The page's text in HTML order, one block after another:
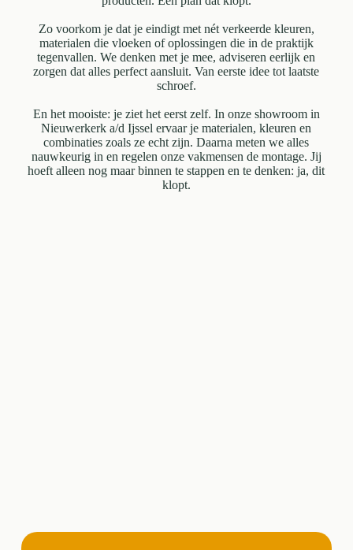
Zo voorkom je dat je eindigt met nét verkeerde kleuren,
materialen die vloeken of oplossingen die in de praktijk
tegenvallen. We denken met je mee, adviseren eerlijk en
zorgen dat alles perfect aansluit. Van eerste idee tot laatste
schroef.
En het mooiste: je ziet het eerst zelf. In onze showroom in
Nieuwerkerk a/d Ijssel ervaar je materialen, kleuren en
combinaties zoals ze echt zijn. Daarna meten we alles
nauwkeurig in en regelen onze vakmensen de montage. Jij
hoeft alleen nog maar binnen te stappen en te denken: ja, dit
klopt.